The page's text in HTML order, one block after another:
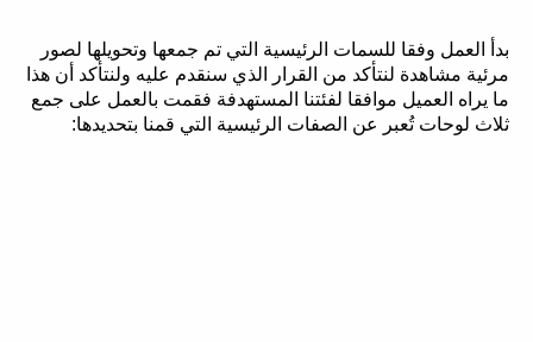
بدأ العمل وفقا للسمات الرئيسية التي تم جمعها وتحويلها لصور
مرئية مشاهدة لنتأكد من القرار الذي سنقدم عليه ولنتأكد أن هذا
ما يراه العميل موافقا لفئتنا المستهدفة فقمت بالعمل على جمع
ثلاث لوحات تُعبر عن الصفات الرئيسية التي قمنا بتحديدها: